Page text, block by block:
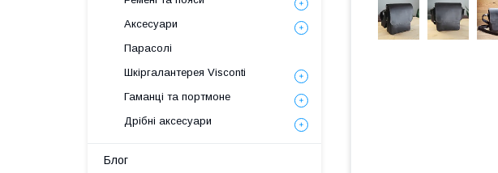
Аксесуари
Парасолі
Шкіргалантерея Visconti
Гаманці та портмоне
Дрібні аксесуари
Блог